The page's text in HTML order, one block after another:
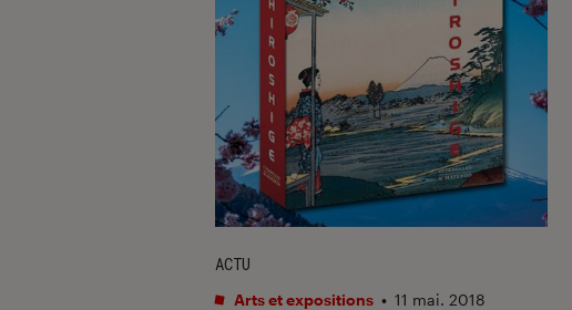
ACTU
Arts et expositions • 11 mai. 2018